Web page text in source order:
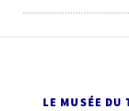
LE MUSÉE